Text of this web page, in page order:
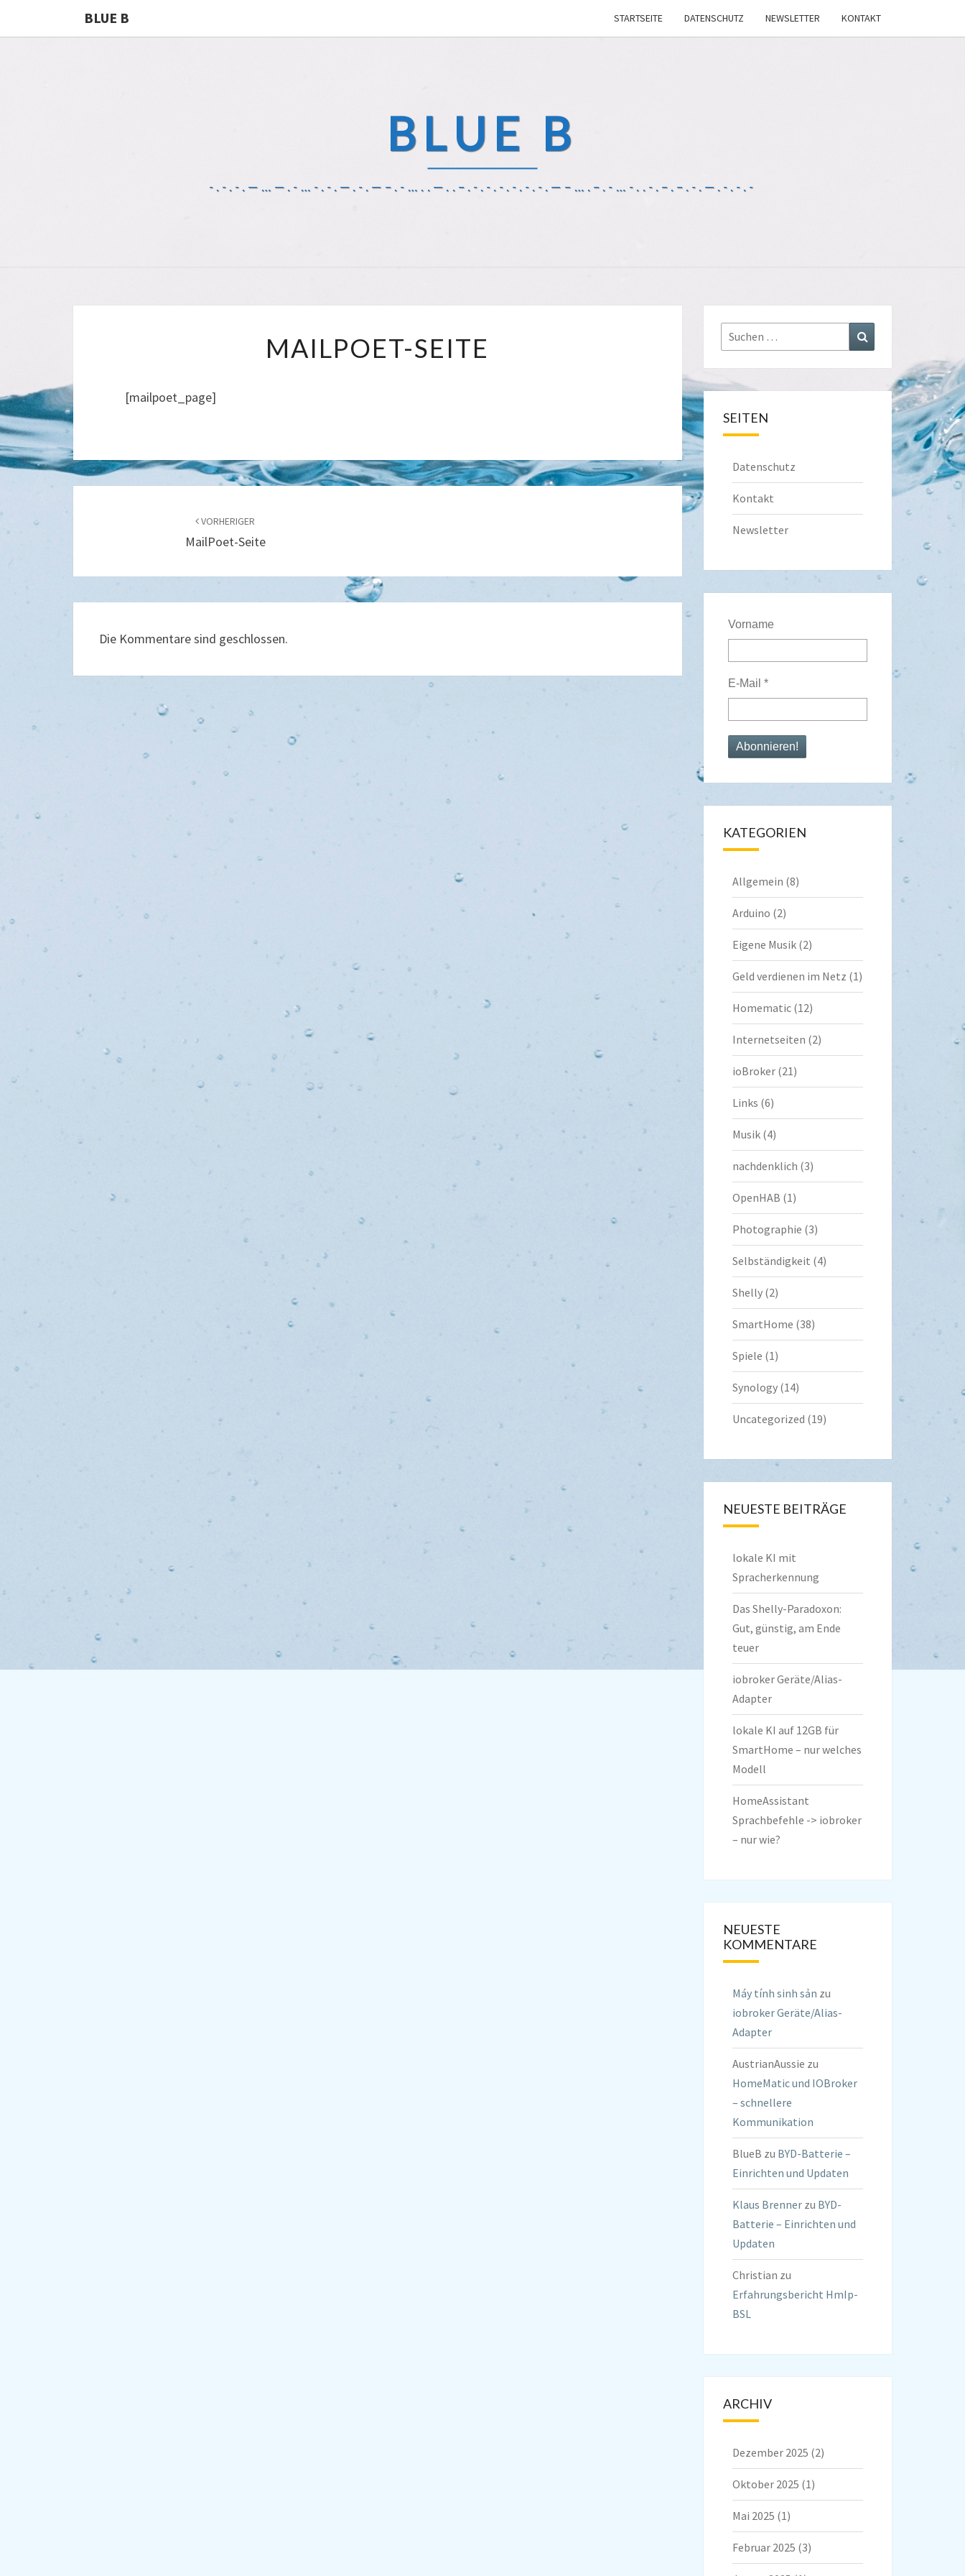
BLUE B STARTSEITE DATENSCHUTZ NEWSLETTER KONTAKT
BLUE B
-.-.-.—…—.-…-.-.—.-.—–.-…..—..–.-.-.-.-.-.-.—–….–.-…-..-.–.–.-.—.-.-.-
SEITE
MAILPOET-SEITE
[mailpoet_page]
VORHERIGER
MailPoet-Seite
Die Kommentare sind geschlossen.
Suchen
nach:
SEITEN
Datenschutz
Kontakt
Newsletter
Vorname
E-Mail *
KATEGORIEN
Allgemein (8)
Arduino (2)
Eigene Musik(2)
Geld verdienen im Netz (1)
Homematic(12)
Internetseiten (2)
ioBroker(21)
Links (6)
Musik(4)
nachdenklich (3)
OpenHAB (1)
Photographie (3)
Selbständigkeit (4)
Shelly(2)
SmartHome (38)
Spiele (1)
Synology(14)
Uncategorized (19)
NEUESTE BEITRÄGE
lokale KI mit
Spracherkennung
Das Shelly-Paradoxon:
Gut, günstig, am Ende
teuer
iobroker Geräte/Alias-
Adapter
lokale KI auf 12GB für
SmartHome – nur welches
Modell
HomeAssistant
Sprachbefehle -> iobroker
– nur wie?
NEUESTE
KOMMENTARE
Máy tính sinh sản zu
iobroker Geräte/Alias-
Adapter
AustrianAussie zu
HomeMatic und IOBroker
– schnellere
Kommunikation
BlueB zu BYD-Batterie –
Einrichten und Updaten
Klaus Brennerzu BYD-
Batterie – Einrichten und
Updaten
Christian zu
Erfahrungsbericht HmIp-
BSL
ARCHIV
Dezember 2025 (2)
Oktober 2025 (1)
Mai 2025 (1)
Februar 2025 (3)